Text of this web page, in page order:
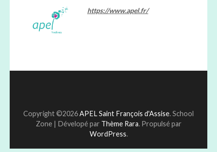
https://www.apel.fr/
Copyright ©2026APEL Saint François d'Assise.School
Zone | Dévelopé par Thème Rara. Propulsé par
WordPress.